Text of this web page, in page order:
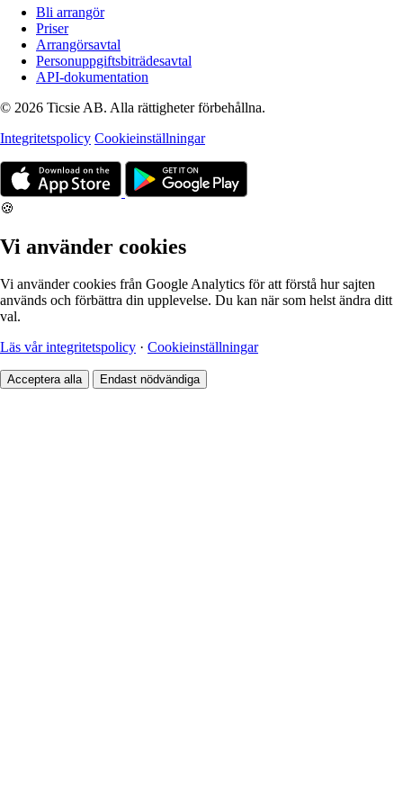
Bli arrangör
Priser
Arrangörsavtal
Personuppgiftsbiträdesavtal
API-dokumentation
© 2026 Ticsie AB. Alla rättigheter förbehållna.
Integritetspolicy Cookieinställningar
🍪
Vi använder cookies
Vi använder cookies från Google Analytics för att förstå hur sajten
används och förbättra din upplevelse. Du kan när som helst ändra ditt
val.
Läs vår integritetspolicy · Cookieinställningar
Acceptera alla Endast nödvändiga